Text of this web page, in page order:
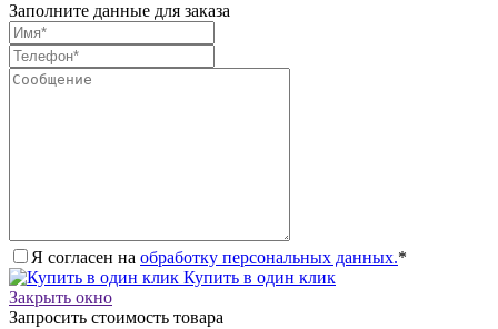
Заполните данные для заказа
Я согласен на обработку персональных данных.*
Купить в один клик
Закрыть окно
Запросить стоимость товара